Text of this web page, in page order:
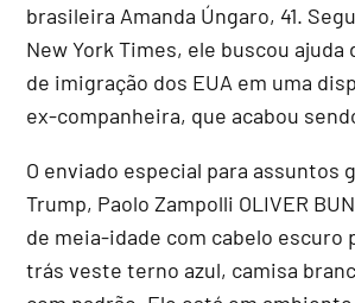
brasileira Amanda Úngaro, 41.
New York Times, ele buscou ajuda
de imigração dos EUA em uma
ex-companheira, que acabou
O enviado especial para assuntos
Trump, Paolo Zampolli OLIVER
de meia-idade com cabelo escuro
trás veste terno azul, camisa